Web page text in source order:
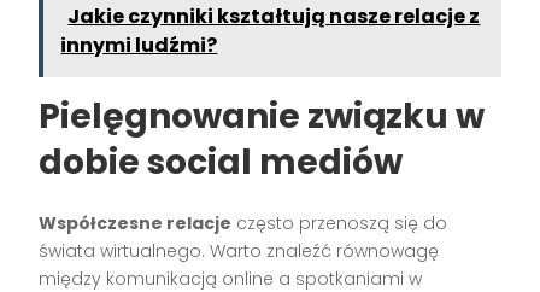
Jakie czynniki kształtują nasze relacje z
innymi ludźmi?
Pielęgnowanie związku w
dobie social mediów
Współczesne relacje często przenoszą się do
świata wirtualnego. Warto znaleźć równowagę
między komunikacją online a spotkaniami w